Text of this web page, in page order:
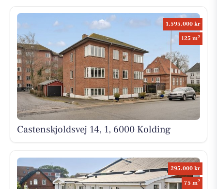
1.595.000 kr
125 m2
Castenskjoldsvej 14, 1, 6000 Kolding
295.000 kr
75 m2